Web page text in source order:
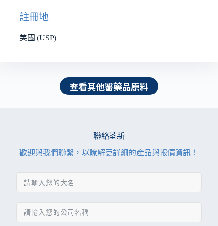
註冊地
美國 (USP)
查看其他醫藥品原料
聯絡荃新
歡迎與我們聯繫，以瞭解更詳細的產品與報價資訊！